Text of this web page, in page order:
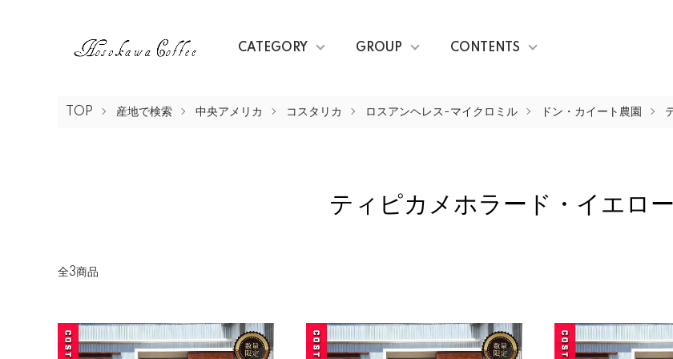
CATEGORY GROUP CONTENTS
TOP 産地で検索 中央アメリカ コスタリカ ロスアンヘレス-マイクロミル ドン・カイート農園
ティピカメホラード・イエロ
全3商品